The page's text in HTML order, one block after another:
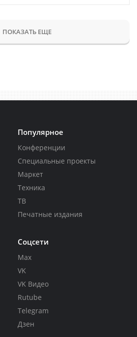
ПОКАЗАТЬ ЕЩЕ
Популярное
Конференции
Специальные проекты
Маркет
Техника
ТВ
Печатные издания
Соцсети
Max
VK
VK Видео
Rutube
Telegram
Дзен